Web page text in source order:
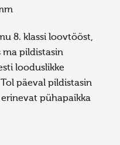
8. klassi loovtööst,
ma pildistasin
looduslikke
päeval pildistasin
pühapaikka